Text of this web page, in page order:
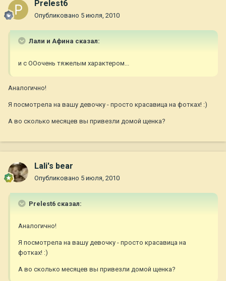
Prelest6
Опубликовано 5 июля, 2010
Лали и Афина сказал:
и с ООочень тяжелым характером...
Аналогично!
Я посмотрела на вашу девочку - просто красавица на фотках! :)
А во сколько месяцев вы привезли домой щенка?
Lali's bear
Опубликовано 5 июля, 2010
Prelest6 сказал:
Аналогично!
Я посмотрела на вашу девочку - просто красавица на
фотках! :)
А во сколько месяцев вы привезли домой щенка?